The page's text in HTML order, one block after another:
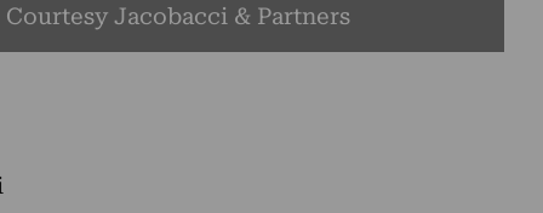
Jacobacci & Partners